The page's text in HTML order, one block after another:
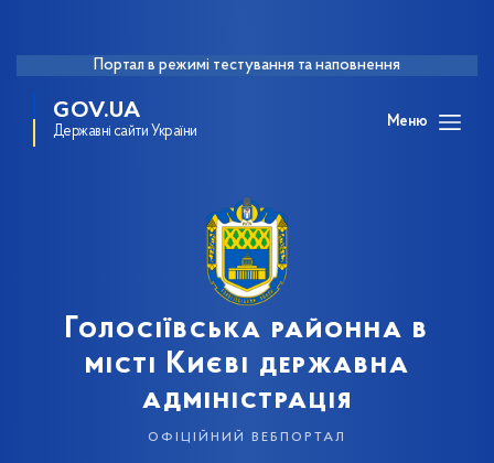
Портал в режимі тестування та наповнення
GOV.UA
Державні сайти України
Меню
Голосіївська районна в
місті Києві державна
адміністрація
офіційний вебпортал